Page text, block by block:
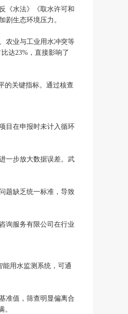
《水法》《取水许可和
剧生态环境压力。
农业与工业用水冲突等
达23%，直接影响了
的关键指标。通过核查
目在申报时未计入循环
一步放大数据误差。武
题缺乏统一标准，导致
询服务有限公司在行业
用水监测系统，可通
准值，筛查明显偏离合
。